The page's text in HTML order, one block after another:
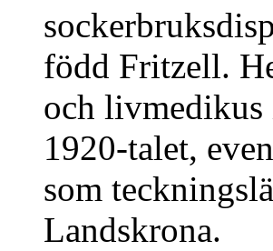
född Fritzell.
och
1920-talet,
som
Landskrona.